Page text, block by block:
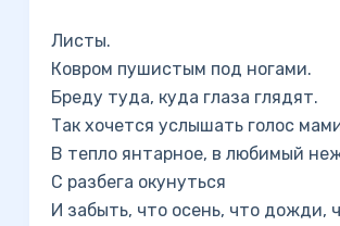
Листы.
Ковром пушистым под ногами.
Бреду туда, куда глаза глядят.
Так хочется услышать голос
В тепло янтарное, в любимый
С разбега окунуться
И забыть, что осень, что дожди,